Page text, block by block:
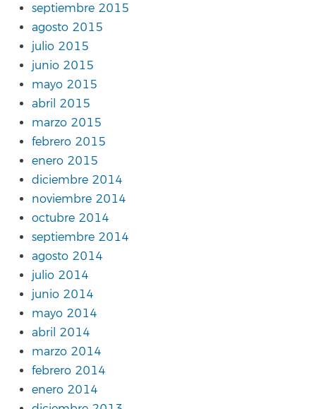
septiembre 2015
agosto 2015
julio 2015
junio 2015
mayo 2015
abril 2015
marzo 2015
febrero 2015
enero 2015
diciembre 2014
noviembre 2014
octubre 2014
septiembre 2014
agosto 2014
julio 2014
junio 2014
mayo 2014
abril 2014
marzo 2014
febrero 2014
enero 2014